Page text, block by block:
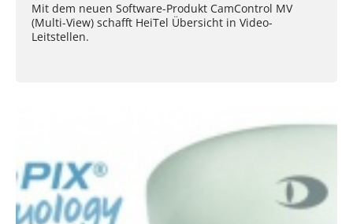
Mit dem neuen Software-Produkt CamControl MV
(Multi-View) schafft HeiTel Übersicht in Video-
Leitstellen.